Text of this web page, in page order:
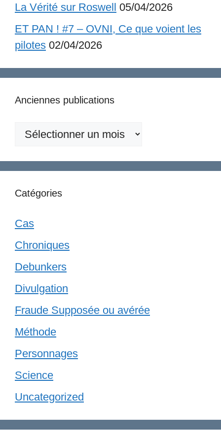
La Vérité sur Roswell 05/04/2026
ET PAN ! #7 – OVNI, Ce que voient les
pilotes 02/04/2026
Anciennes publications
Anciennes
Catégories
Cas
Chroniques
Debunkers
Divulgation
Fraude Supposée ou avérée
Méthode
Personnages
Science
Uncategorized